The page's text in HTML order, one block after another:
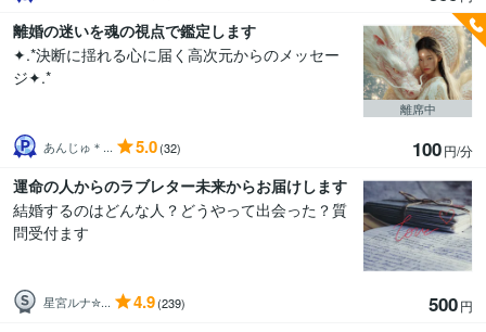
離婚の迷いを魂の視点で鑑定します
✦.*決断に揺れる心に届く高次元からのメッセー
ジ✦.*
あんじゅ＊... 5.0(32) 100円/分
離席中
運命の人からのラブレター未来からお届けします
結婚するのはどんな人？どうやって出会った？質
問受付ます
星宮ルナ✮... 4.9(239) 500円